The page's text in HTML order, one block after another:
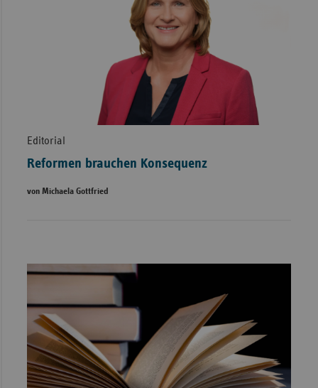
Editorial
Reformen brauchen Konsequenz
von Michaela Gottfried